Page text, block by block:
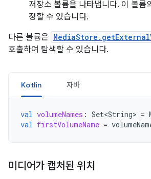
저장소 볼륨을 나타냅니다. 이 볼륨
정할 수 있습니다.
다른 볼륨은
호출하여 탐색할 수 있습니다.
Kotlin 자바
val volumeNames : Set<String> =
val firstVolumeName =
미디어가 캡처된 위치